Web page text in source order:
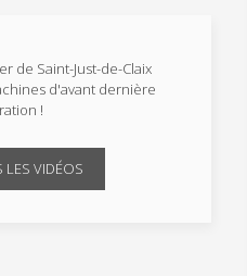
de Saint-Just-de-Claix
d'avant dernière
!
LES VIDÉOS